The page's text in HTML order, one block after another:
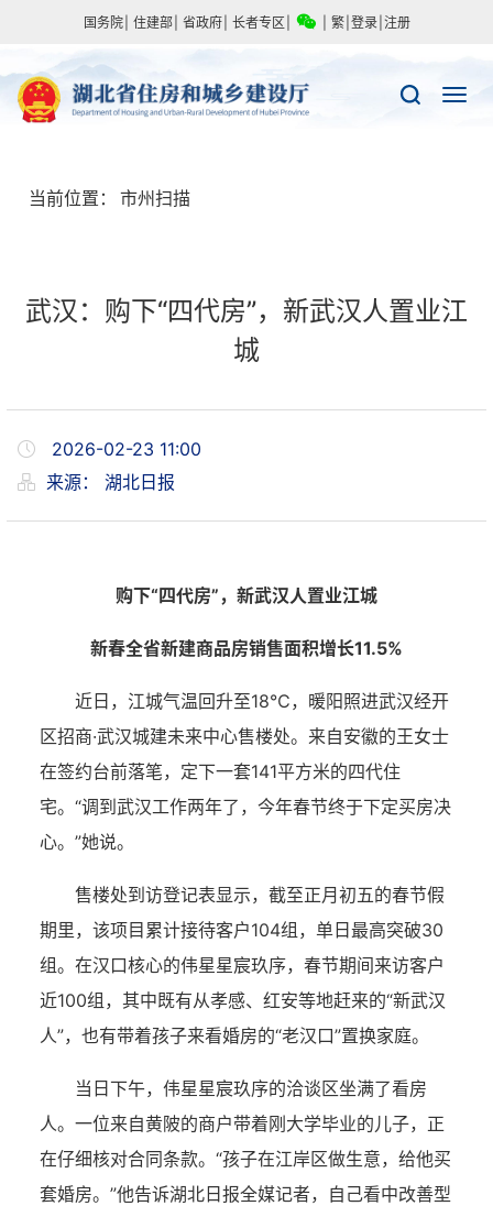
国务院 住建部 省政府 长者专区 繁 登录 注册
当前位置： 市州扫描
武汉：购下“四代房”，新武汉人置业江
城
2026-02-23 11:00
来源： 湖北日报
购下“四代房”，新武汉人置业江城
新春全省新建商品房销售面积增长11.5%
近日，江城气温回升至18℃，暖阳照进武汉经开
区招商·武汉城建未来中心售楼处。来自安徽的王女士
在签约台前落笔，定下一套141平方米的四代住
宅。“调到武汉工作两年了，今年春节终于下定买房决
心。”她说。
售楼处到访登记表显示，截至正月初五的春节假
期里，该项目累计接待客户104组，单日最高突破30
组。在汉口核心的伟星星宸玖序，春节期间来访客户
近100组，其中既有从孝感、红安等地赶来的“新武汉
人”，也有带着孩子来看婚房的“老汉口”置换家庭。
当日下午，伟星星宸玖序的洽谈区坐满了看房
人。一位来自黄陂的商户带着刚大学毕业的儿子，正
在仔细核对合同条款。“孩子在江岸区做生意，给他买
套婚房。”他告诉湖北日报全媒记者，自己看中改善型